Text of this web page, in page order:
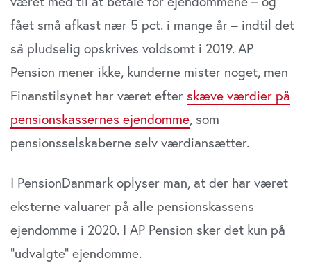
fået små afkast nær 5 pct. i mange år – indtil det
så pludselig opskrives voldsomt i 2019. AP
Pension mener ikke, kunderne mister noget, men
Finanstilsynet har været efter skæve værdier på
pensionskassernes ejendomme, som
pensionsselskaberne selv værdiansætter.
I PensionDanmark oplyser man, at der har været
eksterne valuarer på alle pensionskassens
ejendomme i 2020. I AP Pension sker det kun på
”udvalgte” ejendomme.